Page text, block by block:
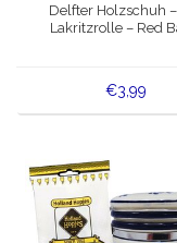
Delfter Holzschuh
Lakritzrolle – Red
€3,99